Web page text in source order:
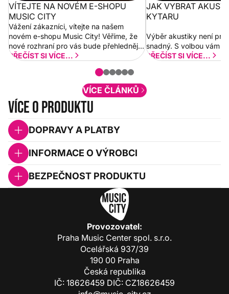
VÍTEJTE NA NOVÉM E-SHOPU
MUSIC CITY
Vážení zákazníci, vítejte na našem
novém e-shopu Music City! Věříme, že
nové rozhraní pro vás bude přehlednější
a rychlejší. Postupně budeme přidávat
PŘEČÍST SI VÍCE...
JAK VYBRAT
KYTARU
Výběr akustiky není pro
snadný. S volbou vám
PŘEČÍST SI VÍCE...
VÍCE ČLÁNKŮ
Více o produktu
DOPRAVY A PLATBY
INFORMACE O VÝROBCI
BEZPEČNOST PRODUKTU
Provozovatel:
Praha Music Center spol. s.r.o.
Ocelářská 937/39
190 00 Praha
Česká republika
IČ: 18626459 DIČ: CZ18626459